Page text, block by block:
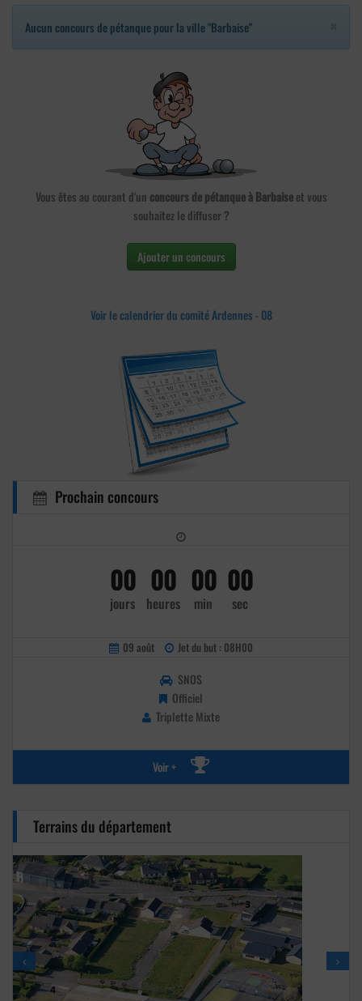
Aucun concours de pétanque pour la ville "Barbaise"
Vous êtes au courant d'un concours de pétanque à Barbaiseet vous
souhaitez le diffuser ?
Ajouter un concours
Voir le calendrier du comité Ardennes - 08
Prochain concours
00
jours
00
heures
00
min
00
sec
09 août Jet du but : 08H00
SNOS
Officiel
Triplette Mixte
Voir +
Terrains du département